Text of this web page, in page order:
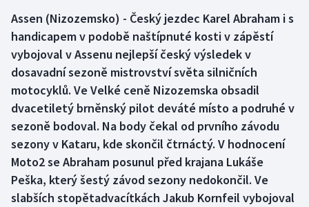
Box
Curling
Dostihy
Florbal
Futsal
Golf
Assen (Nizozemsko) - Český jezdec Karel Abraham i s
handicapem v podobě naštípnuté kosti v zápěstí
vybojoval v Assenu nejlepší český výsledek v
dosavadní sezoně mistrovství světa silničních
motocyklů. Ve Velké ceně Nizozemska obsadil
dvacetiletý brněnský pilot deváté místo a podruhé v
sezoně bodoval. Na body čekal od prvního závodu
sezony v Kataru, kde skončil čtrnáctý. V hodnocení
Moto2 se Abraham posunul před krajana Lukáše
Peška, který šestý závod sezony nedokončil. Ve
slabších stopětadvacítkách Jakub Kornfeil vybojoval